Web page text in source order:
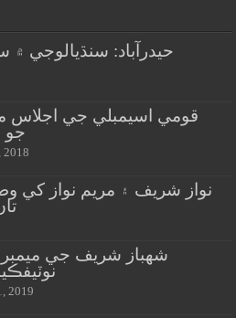
حيدرآباد: سنڌيالوجي
قومي اسيمبلي جي اجلاس
جو
2018
نواز شريف ۽ مريم نواز کي
شهباز شريف جي
2019